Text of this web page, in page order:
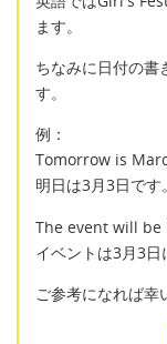
ます。
ちなみに日付の書
す。
例：
Tomorrow is
明日は3月3日です。
The event will be
イベントは3月3日
ご参考になれば幸